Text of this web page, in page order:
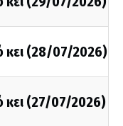
κει (28/07/2026)
κει (27/07/2026)